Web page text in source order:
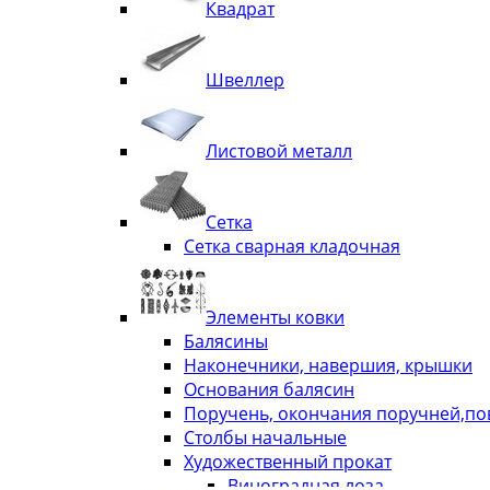
Квадрат
Швеллер
Листовой металл
Сетка
Сетка сварная кладочная
Элементы ковки
Балясины
Наконечники, навершия, крышки
Основания балясин
Поручень, окончания
Столбы начальные
Художественный прокат